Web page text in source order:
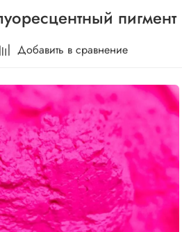
Добавить в сравнение